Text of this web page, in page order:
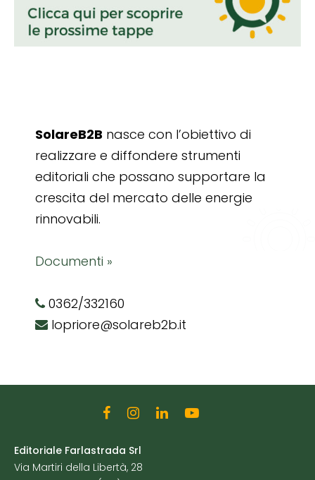
SolareB2B nasce con l’obiettivo di
realizzare e diffondere strumenti
editoriali che possano supportare la
crescita del mercato delle energie
rinnovabili.
Documenti »
0362/332160
lopriore@solareb2b.it
Editoriale Farlastrada Srl
Via Martiri della Libertà, 28